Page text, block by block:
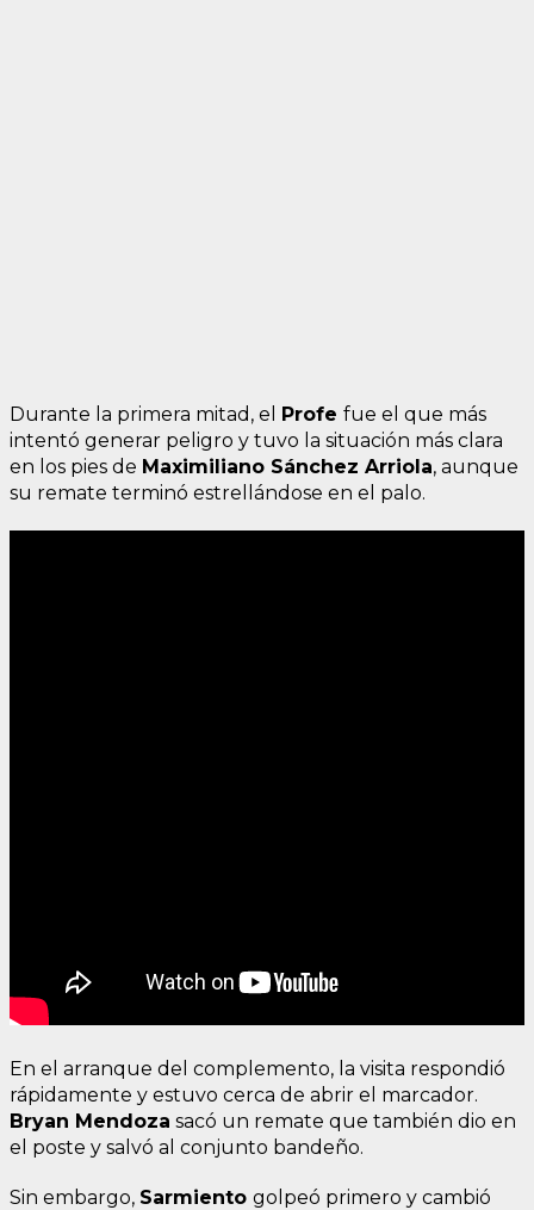
Durante la primera mitad, el Profe fue el que más
intentó generar peligro y tuvo la situación más clara
en los pies de Maximiliano Sánchez Arriola, aunque
su remate terminó estrellándose en el palo.
En el arranque del complemento, la visita respondió
rápidamente y estuvo cerca de abrir el marcador.
Bryan Mendoza sacó un remate que también dio en
el poste y salvó al conjunto bandeño.
Sin embargo, Sarmiento golpeó primero y cambió